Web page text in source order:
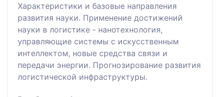
Характеристики и базовые направления
развития науки. Применение достижений
науки в логистике - нанотехнология,
управляющие системы с искусственным
интеллектом, новые средства связи и
передачи энергии. Прогнозирование развития
логистической инфраструктуры.